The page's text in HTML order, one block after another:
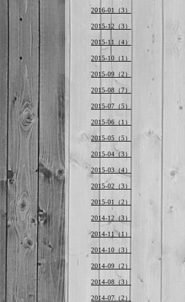
2016-01（3）
2015-12（3）
2015-11（4）
2015-10（1）
2015-09（2）
2015-08（7）
2015-07（5）
2015-06（1）
2015-05（5）
2015-04（3）
2015-03（4）
2015-02（3）
2015-01（2）
2014-12（3）
2014-11（1）
2014-10（3）
2014-09（2）
2014-08（3）
2014-07（2）